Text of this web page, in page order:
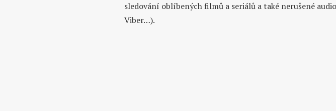
sledování oblíbených filmů a seriálů a také nerušené
Viber…).